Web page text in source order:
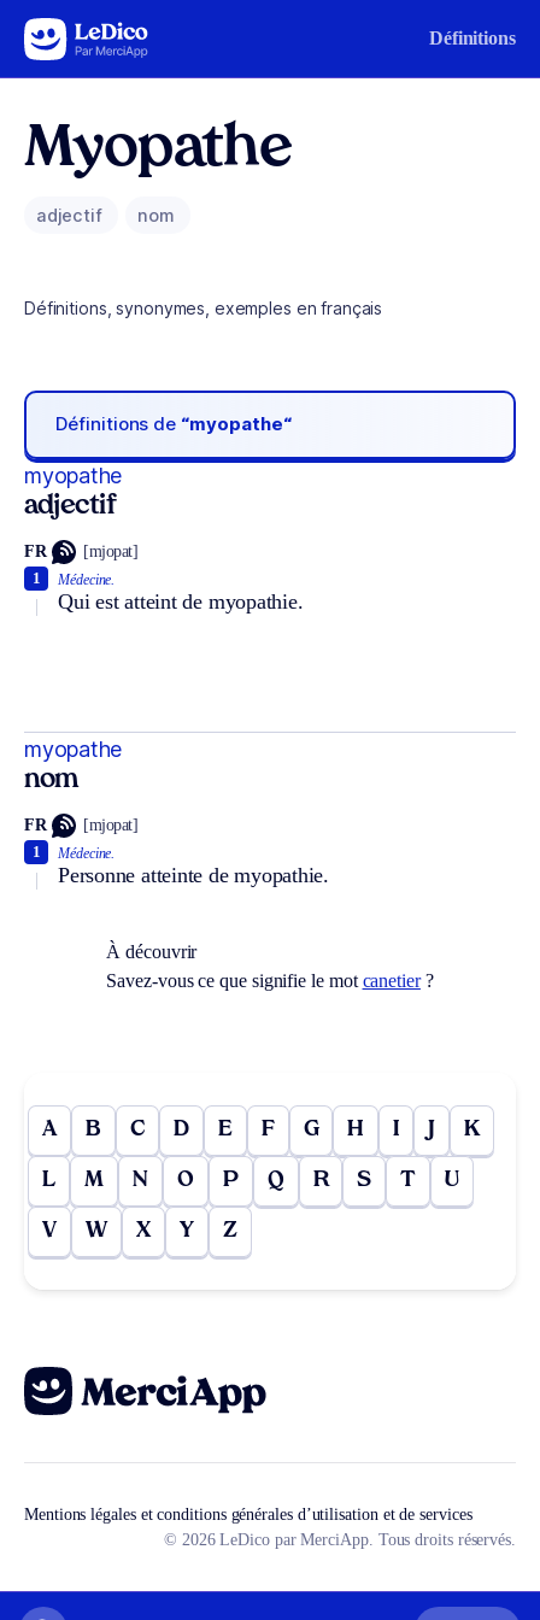
Aller au contenu Définitions
Myopathe
adjectif nom
Définitions, synonymes, exemples en français
Définitions de “myopathe“
myopathe
adjectif
FR [mjopat]
Médecine.
Qui est atteint de myopathie.
1
myopathe
nom
FR [mjopat]
Médecine.
Personne atteinte de myopathie.
1
À découvrir
Savez-vous ce que signifie le mot canetier?
A B C D E F G H I J K
L M N O P Q R S T U
V W X Y Z
Mentions légales et conditions générales d’utilisation et de services
© 2026 LeDico par MerciApp. Tous droits réservés.